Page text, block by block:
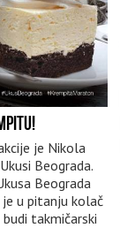
je Nikola
Beograda.
Beograda
u pitanju kolač
takmičarski